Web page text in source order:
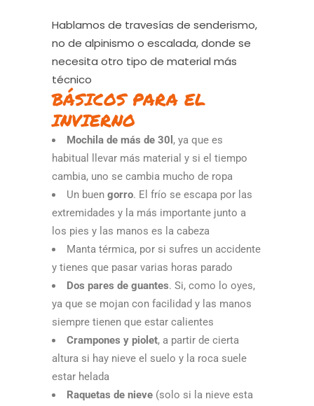
Hablamos de travesías de senderismo,
no de alpinismo o escalada, donde se
necesita otro tipo de material más
técnico
BÁSICOS PARA EL
INVIERNO
Mochila de más de 30l , ya que es
habitual llevar más material y si el tiempo
cambia, uno se cambia mucho de ropa
Un buen gorro. El frío se escapa por las
extremidades y la más importante junto a
los pies y las manos es la cabeza
Manta térmica, por si sufres un accidente
y tienes que pasar varias horas parado
Dos pares de guantes. Si, como lo oyes,
ya que se mojan con facilidad y las manos
siempre tienen que estar calientes
Crampones y piolet, a partir de cierta
altura si hay nieve el suelo y la roca suele
estar helada
Raquetas de nieve (solo si la nieve esta